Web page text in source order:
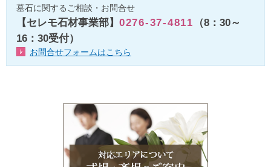
墓石に関するご相談・お問合せ
【セレモ石材事業部】 0276-37-4811 （8：30～
16：30受付）
お問合せフォームはこちら